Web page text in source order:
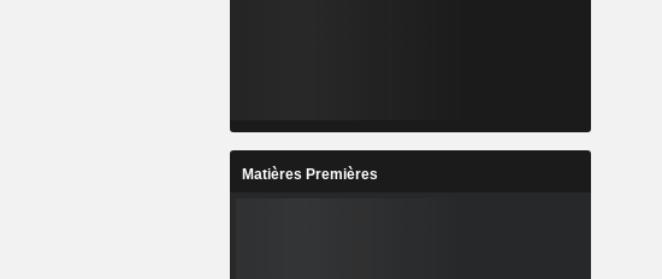
Matières Premières